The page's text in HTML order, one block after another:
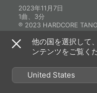
2023年11月7日
1曲、3分
℗ 2023 HARDCORE
DJ Myosukeのその
他の国を選択して
ンテンツをご覧く
United States